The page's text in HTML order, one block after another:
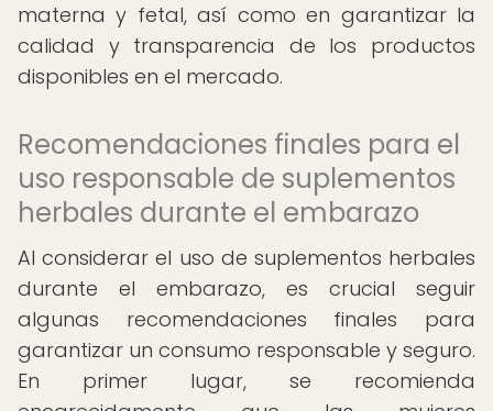
materna y fetal, así como en garantizar la
calidad y transparencia de los productos
disponibles en el mercado.
Recomendaciones finales para el
uso responsable de suplementos
herbales durante el embarazo
Al considerar el uso de suplementos herbales
durante el embarazo, es crucial seguir
algunas recomendaciones finales para
garantizar un consumo responsable y seguro.
En primer lugar, se recomienda